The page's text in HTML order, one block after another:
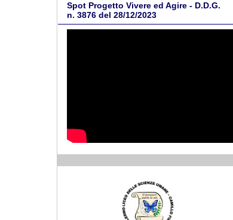
Spot Progetto Vivere ed Agire - D.D.G.
n. 3876 del 28/12/2023